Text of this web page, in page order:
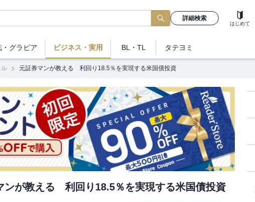
詳細検索
はじめて
グラビア ビジネス ・実用 BL・TL タテヨミ
ル 元証券マンが教える 利回り18.5％を実現する米国債投資
ンが教える 利回り18.5％を実現する米国債投資